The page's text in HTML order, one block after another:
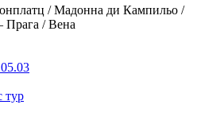
/ Мадонна ди Кампильо /
Прага / Вена
05.03
тур